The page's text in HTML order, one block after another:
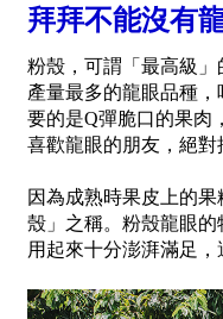
拜拜不能沒有
粉殼，可謂「最高級」
產量最多的龍眼品種
要的是Q彈脆口的果肉
喜歡龍眼的朋友，絕對
因為成熟時果皮上的
殼」之稱。粉殼龍眼
用起來十分澎湃滿足，